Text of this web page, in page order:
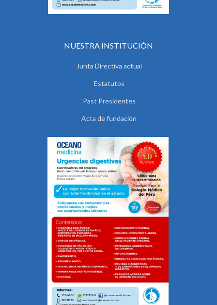
NUESTRA INSTITUCIÓN
Junta Directiva actual
Estatutos
Past Presidentes
Acta de fundación